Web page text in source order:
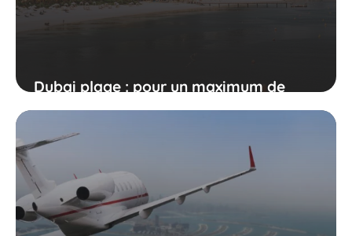
Dubai plage : pour un maximum de
soleil